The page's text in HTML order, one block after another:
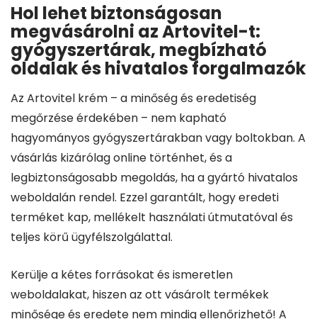
Hol lehet biztonságosan
megvásárolni az Artovitel-t:
gyógyszertárak, megbízható
oldalak és hivatalos forgalmazók
Az Artovitel krém – a minőség és eredetiség
megőrzése érdekében – nem kapható
hagyományos gyógyszertárakban vagy boltokban. A
vásárlás kizárólag online történhet, és a
legbiztonságosabb megoldás, ha a gyártó hivatalos
weboldalán rendel. Ezzel garantált, hogy eredeti
terméket kap, mellékelt használati útmutatóval és
teljes körű ügyfélszolgálattal.
Kerülje a kétes forrásokat és ismeretlen
weboldalakat, hiszen az ott vásárolt termékek
minősége és eredete nem mindig ellenőrizhető! A